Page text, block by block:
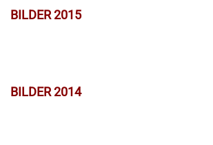
BILDER 2015
BILDER 2014